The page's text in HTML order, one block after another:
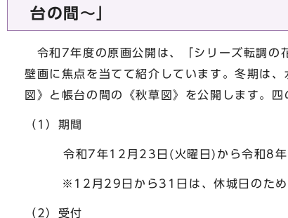
台の間～」
令和7年度の原画公開は、「シリーズ転調の
壁画に焦点を当てて紹介しています。冬期は
図》と帳台の間の《秋草図》を公開します。
（1）期間
令和7年12月23日(火曜日)から令和8年2
※12月29日から31日は、休城日のため観
（2）受付